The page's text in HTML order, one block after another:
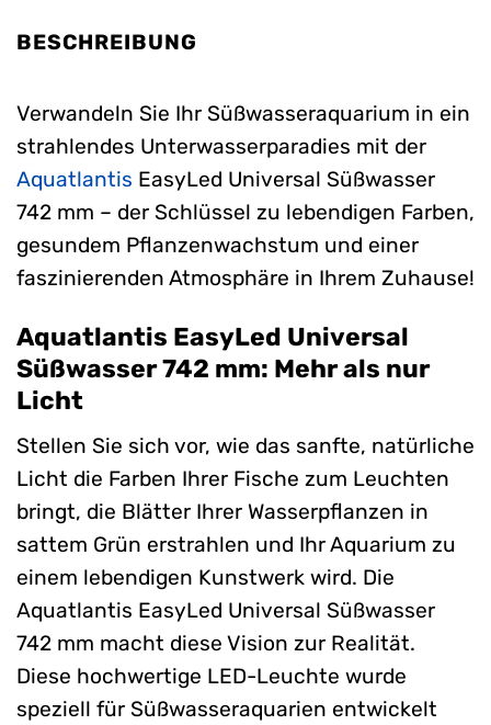
BESCHREIBUNG
Verwandeln Sie Ihr Süßwasseraquarium in ein
strahlendes Unterwasserparadies mit der
Aquatlantis EasyLed Universal Süßwasser
742 mm – der Schlüssel zu lebendigen Farben,
gesundem Pflanzenwachstum und einer
faszinierenden Atmosphäre in Ihrem Zuhause!
Aquatlantis EasyLed Universal
Süßwasser 742 mm: Mehr als nur
Licht
Stellen Sie sich vor, wie das sanfte, natürliche
Licht die Farben Ihrer Fische zum Leuchten
bringt, die Blätter Ihrer Wasserpflanzen in
sattem Grün erstrahlen und Ihr Aquarium zu
einem lebendigen Kunstwerk wird. Die
Aquatlantis EasyLed Universal Süßwasser
742 mm macht diese Vision zur Realität.
Diese hochwertige LED-Leuchte wurde
speziell für Süßwasseraquarien entwickelt